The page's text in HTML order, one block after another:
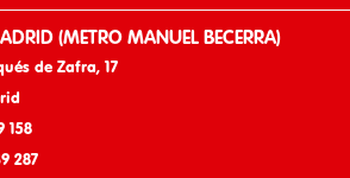
(METRO MANUEL BECERRA)
de Zafra, 17
158
287